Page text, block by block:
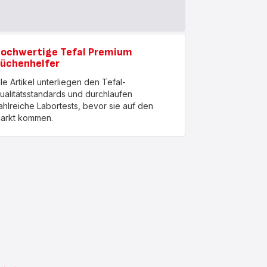
Tefal Premium
Artikel unterliegen den Tefal-
und durchlaufen
Labortests, bevor sie auf den
kommen.